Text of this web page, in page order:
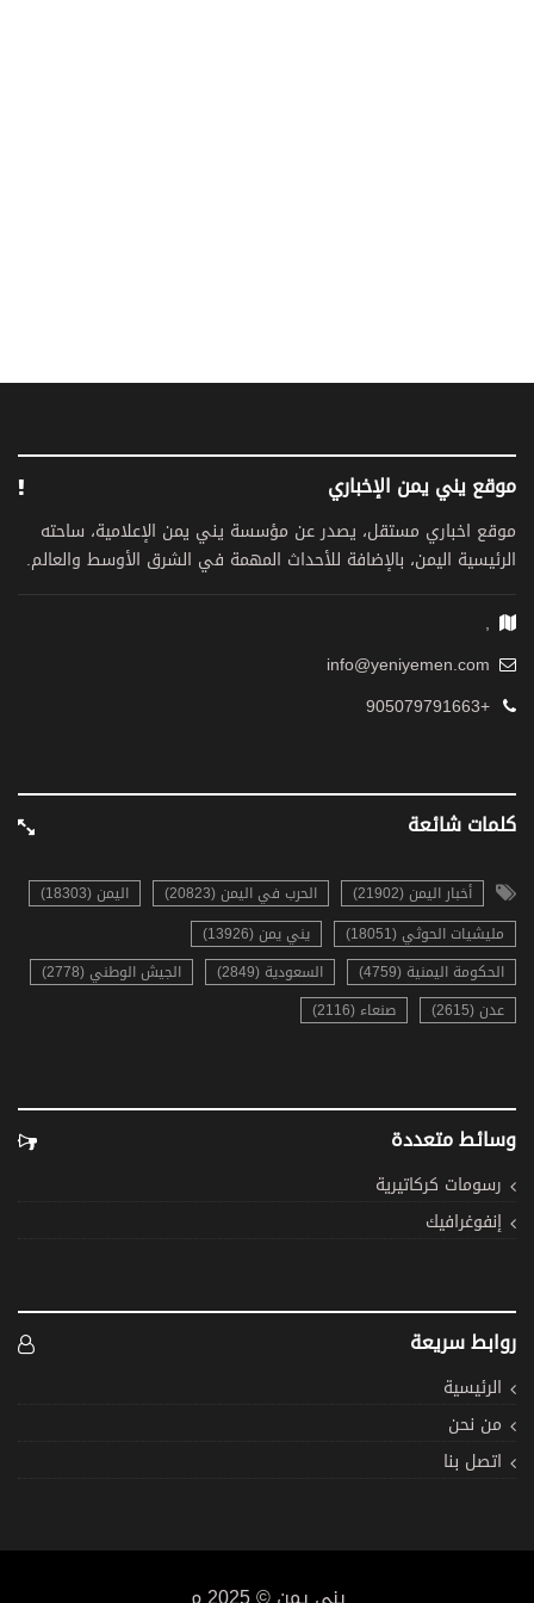
موقع يني يمن الإخباري
موقع اخباري مستقل، يصدر عن مؤسسة يني يمن الإعلامية، ساحته
الرئيسية اليمن، بالإضافة للأحداث المهمة في الشرق الأوسط والعالم.
,
info@yeniyemen.com
+905079791663
كلمات شائعة
أخبار اليمن (21902) الحرب في اليمن (20823)
اليمن (18303)
مليشيات الحوثي (18051)
يني يمن (13926)
الحكومة اليمنية (4759)
السعودية (2849)
الجيش الوطني (2778)
عدن (2615)
صنعاء (2116)
وسائط متعددة
رسومات كركاتيرية
إنفوغرافيك
روابط سريعة
الرئيسية
من نحن
اتصل بنا